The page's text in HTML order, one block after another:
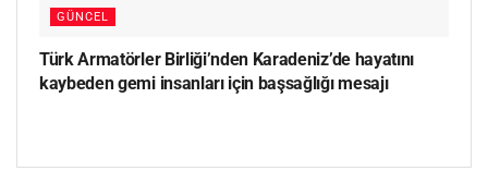
GÜNCEL
Türk Armatörler Birliği’nden Karadeniz’de hayatını
kaybeden gemi insanları için başsağlığı mesajı